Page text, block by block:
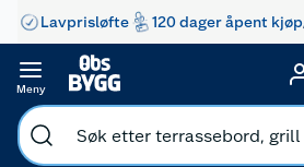
Lavprisløfte 120 dager åpent kjøp
Meny